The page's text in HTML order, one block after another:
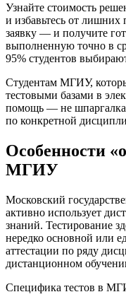
Узнайте стоимость
и избавьтесь от лишних
заявку — и получите
выполненную точно в
95% студентов
Студентам МГИУ,
тестовыми базами в
помощь — не шпаргалка,
по конкретной
Особенности
МГИУ
Московский
активно использует
знаний. Тестирование
нередко основной или
аттестации по ряду
дистанционном
Специфика тестов в